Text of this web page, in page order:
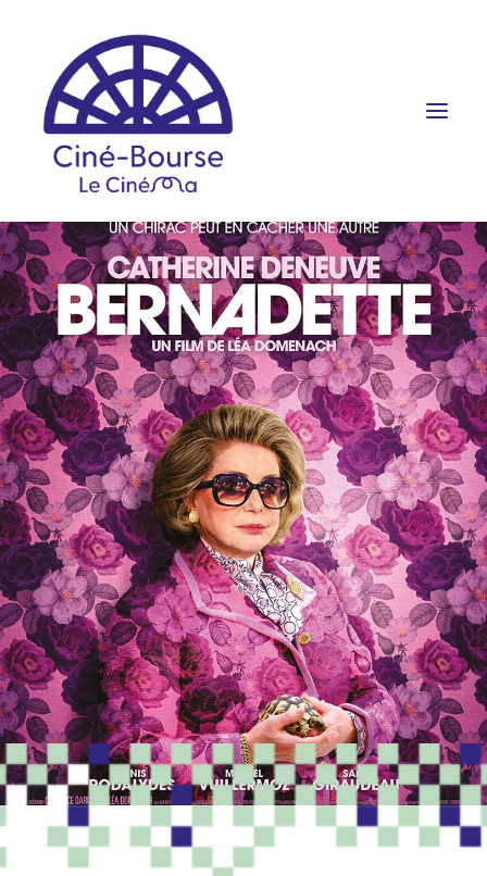
FILMS ET HORAIRES
ÉVÉNEMENTS
SCOLAIRES
PRATIQUE
RÉSERVATION
PROGRAMME